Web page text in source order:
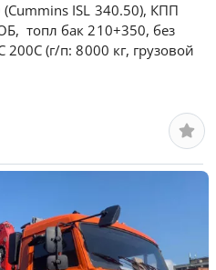
ISL 340.50), КПП
топл бак 210+350, без
200С (г/п: 8000 кг, грузовой